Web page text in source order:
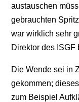
austauschen
gebrauchten
war wirklich sehr
Direktor des ISGF
Die Wende sei in
gekommen;
zum Beispiel